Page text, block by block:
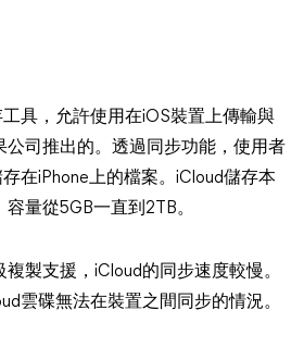
具，允許使用在iOS裝置上傳輸與
公司推出的。透過同步功能，使用者
在iPhone上的檔案。iCloud儲存本
量從5GB一直到2TB。
製支援，iCloud的同步速度較慢。
雲碟無法在裝置之間同步的情況。